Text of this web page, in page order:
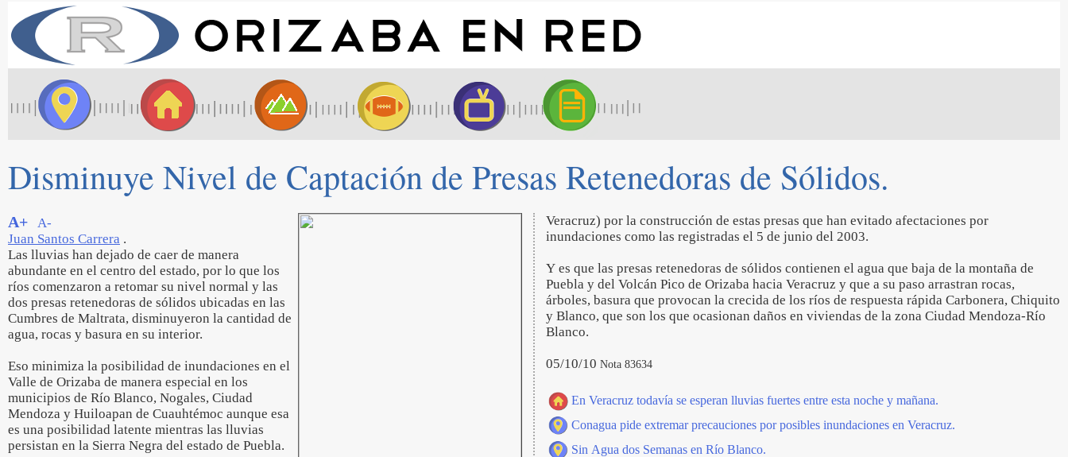
Disminuye Nivel de Captación de Presas Retenedoras de Sólidos.
A+
A-
Juan Santos Carrera .
Las lluvias han dejado de caer de manera
abundante en el centro del estado, por lo que los
ríos comenzaron a retomar su nivel normal y las
dos presas retenedoras de sólidos ubicadas en las
Cumbres de Maltrata, disminuyeron la cantidad de
agua, rocas y basura en su interior.
Eso minimiza la posibilidad de inundaciones en el
Valle de Orizaba de manera especial en los
municipios de Río Blanco, Nogales, Ciudad
Mendoza y Huiloapan de Cuauhtémoc aunque esa
es una posibilidad latente mientras las lluvias
persistan en la Sierra Negra del estado de Puebla.
Veracruz) por la construcción de estas presas que han evitado afectaciones por
inundaciones como las registradas el 5 de junio del 2003.
Y es que las presas retenedoras de sólidos contienen el agua que baja de la montaña de
Puebla y del Volcán Pico de Orizaba hacia Veracruz y que a su paso arrastran rocas,
árboles, basura que provocan la crecida de los ríos de respuesta rápida Carbonera, Chiquito
y Blanco, que son los que ocasionan daños en viviendas de la zona Ciudad Mendoza-Río
Blanco.
05/10/10 Nota 83634
En Veracruz todavía se esperan lluvias fuertes entre esta noche y mañana.
Conagua pide extremar precauciones por posibles inundaciones en Veracruz.
Sin Agua dos Semanas en Río Blanco.